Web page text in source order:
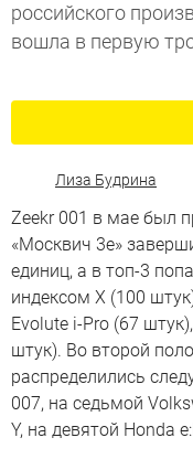
российского
вошла в первую
Лиза Будрина
Zeekr 001 в мае был
«Москвич 3e»
единиц, а в топ-3
индексом X (100
Evolute i-Pro (67
штук). Во второй
распределились
007, на седьмой
Y, на девятой Honda